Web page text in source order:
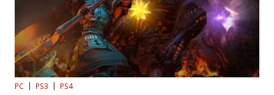
PC PS3 PS4